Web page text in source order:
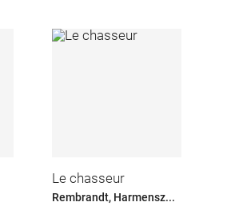
Le chasseur
Rembrandt, Harmensz...